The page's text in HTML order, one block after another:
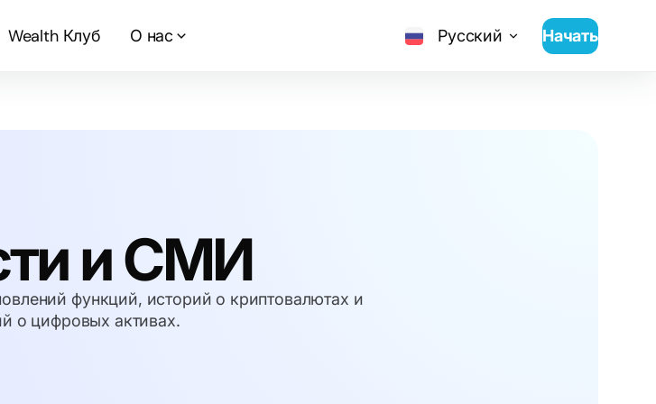
Wealth Клуб О нас Русский Начать
и СМИ
функций, историй о криптовалютах и
о цифровых активах.